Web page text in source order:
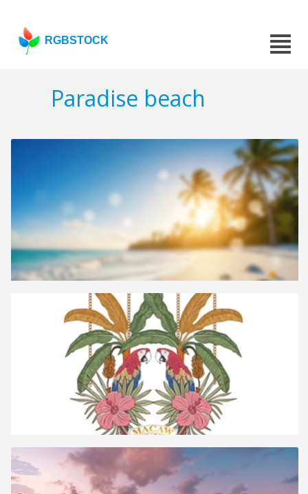
RGBSTOCK
Paradise beach